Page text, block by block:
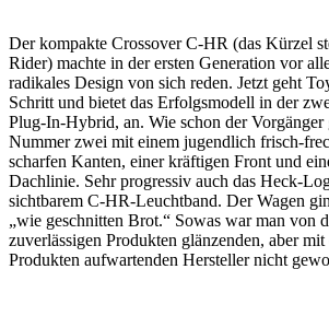
Der kompakte Crossover C-HR (das Kürzel
Rider) machte in der ersten Generation vor
radikales Design von sich reden. Jetzt geht
Schritt und bietet das Erfolgsmodell in der
Plug-In-Hybrid, an. Wie schon der
Nummer zwei mit einem jugendlich frisch-
scharfen Kanten, einer kräftigen Front und
Dachlinie. Sehr progressiv auch das Heck-
sichtbarem C-HR-Leuchtband. Der Wagen
„wie geschnitten Brot.“ Sowas war man von
zuverlässigen Produkten glänzenden, aber mit
Produkten aufwartenden Hersteller nicht